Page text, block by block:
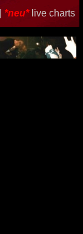
*neu* live charts